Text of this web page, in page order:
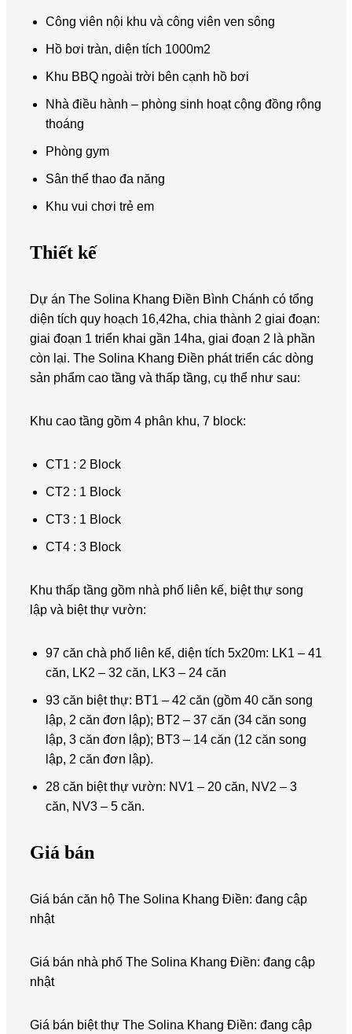
Công viên nội khu và công viên ven sông
Hồ bơi tràn, diện tích 1000m2
Khu BBQ ngoài trời bên cạnh hồ bơi
Nhà điều hành – phòng sinh hoạt cộng đồng rộng
thoáng
Phòng gym
Sân thể thao đa năng
Khu vui chơi trẻ em
Thiết kế
Dự án The Solina Khang Điền Bình Chánh có tổng
diện tích quy hoạch 16,42ha, chia thành 2 giai đoạn:
giai đoạn 1 triển khai gần 14ha, giai đoạn 2 là phần
còn lại. The Solina Khang Điền phát triển các dòng
sản phẩm cao tầng và thấp tầng, cụ thể như sau:
Khu cao tầng gồm 4 phân khu, 7 block:
CT1 : 2 Block
CT2 : 1 Block
CT3 : 1 Block
CT4 : 3 Block
Khu thấp tầng gồm nhà phố liên kế, biệt thự song
lập và biệt thự vườn:
97 căn chà phố liên kế, diện tích 5x20m: LK1 – 41
căn, LK2 – 32 căn, LK3 – 24 căn
93 căn biệt thự: BT1 – 42 căn (gồm 40 căn song
lập, 2 căn đơn lập); BT2 – 37 căn (34 căn song
lập, 3 căn đơn lập); BT3 – 14 căn (12 căn song
lập, 2 căn đơn lập).
28 căn biệt thự vườn: NV1 – 20 căn, NV2 – 3
căn, NV3 – 5 căn.
Giá bán
Giá bán căn hộ The Solina Khang Điền: đang cập
nhật
Giá bán nhà phố The Solina Khang Điền: đang cập
nhật
Giá bán biệt thự The Solina Khang Điền: đang cập